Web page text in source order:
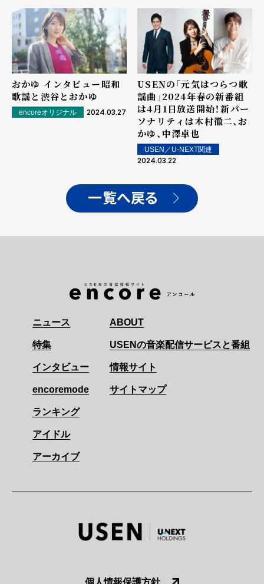
おかゆ インタビュー――昭和
歌謡と渋谷とおかゆ
encoreオリジナル 2024.03.27
USENの「元気はつらつ歌
謡曲」2024年春の新番組
は4月1日放送開始！――新パー
ソナリティは木村徹二、お
かゆ、中澤卓也
USEN／U-NEXT関連
2024.03.22
一覧へ戻る
ニュース
特集
インタビュー
encoremode
ランキング
アイドル
アーカイブ
ABOUT
USENの音楽配信サービスと番組
情報サイト
サイトマップ
個人情報保護方針